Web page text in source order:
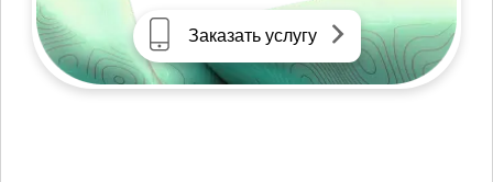
Заказать услугу